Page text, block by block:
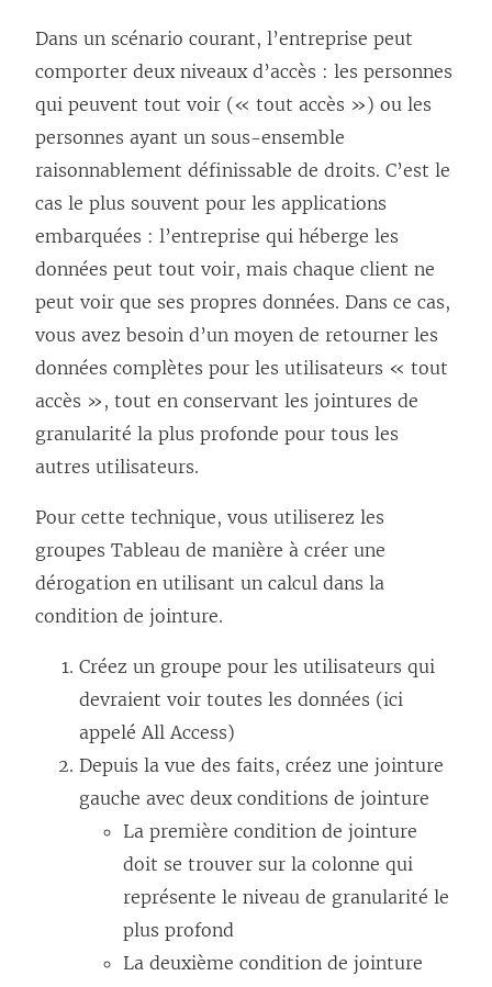
Dans un scénario courant, l’entreprise peut
comporter deux niveaux d’accès : les personnes
qui peuvent tout voir (« tout accès ») ou les
personnes ayant un sous-ensemble
raisonnablement définissable de droits. C’est le
cas le plus souvent pour les applications
embarquées : l’entreprise qui héberge les
données peut tout voir, mais chaque client ne
peut voir que ses propres données. Dans ce cas,
vous avez besoin d’un moyen de retourner les
données complètes pour les utilisateurs « tout
accès », tout en conservant les jointures de
granularité la plus profonde pour tous les
autres utilisateurs.
Pour cette technique, vous utiliserez les
groupes Tableau de manière à créer une
dérogation en utilisant un calcul dans la
condition de jointure.
Créez un groupe pour les utilisateurs qui
devraient voir toutes les données (ici
appelé All Access)
Depuis la vue des faits, créez une jointure
gauche avec deux conditions de jointure
La première condition de jointure
doit se trouver sur la colonne qui
représente le niveau de granularité le
plus profond
La deuxième condition de jointure